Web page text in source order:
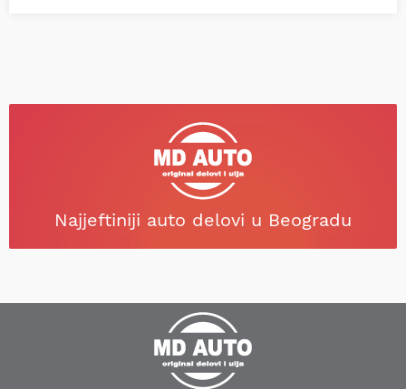
Najjeftiniji auto delovi u Beogradu